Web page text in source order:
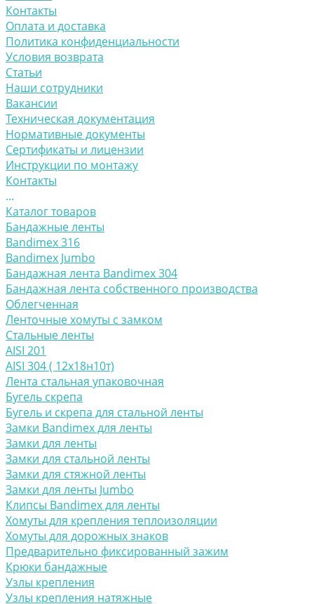
Контакты
Оплата и доставка
Политика конфиденциальности
Условия возврата
Статьи
Наши сотрудники
Вакансии
Техническая документация
Нормативные документы
Сертификаты и лицензии
Инструкции по монтажу
Контакты
...
Каталог товаров
Бандажные ленты
Bandimex 316
Bandimex Jumbo
Бандажная лента Bandimex 304
Бандажная лента собственного производства
Облегченная
Ленточные хомуты с замком
Стальные ленты
AISI 201
AISI 304 ( 12х18н10т)
Лента стальная упаковочная
Бугель скрепа
Бугель и скрепа для стальной ленты
Замки Bandimex для ленты
Замки для ленты
Замки для стальной ленты
Замки для стяжной ленты
Замки для ленты Jumbo
Клипсы Bandimex для ленты
Хомуты для крепления теплоизоляции
Хомуты для дорожных знаков
Предварительно фиксированный зажим
Крюки бандажные
Узлы крепления
Узлы крепления натяжные